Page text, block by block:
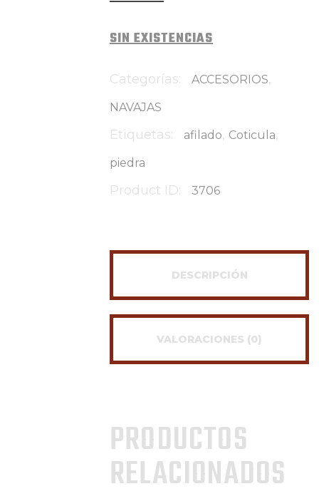
SIN EXISTENCIAS
Categorías: ACCESORIOS,
NAVAJAS
Etiquetas: afilado, Coticula,
piedra
Product ID: 3706
DESCRIPCIÓN
VALORACIONES (0)
PRODUCTOS
RELACIONADOS